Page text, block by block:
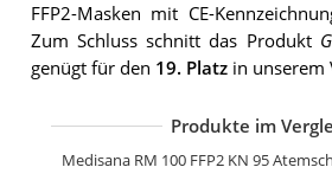
FFP2-Masken mit CE-
Zum Schluss schnitt das Produkt
genügt für den 19. Platzin unserem
Produkte im
Dräger
Mea Vita
3M Aura
DOC
10x
FFP2
Rysam
3D
Medisana
3M Aura
Mund